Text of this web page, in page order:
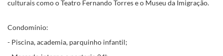
culturais como o Teatro Fernando Torres e o Museu da Imigração.
Condomínio:
- Piscina, academia, parquinho infantil;